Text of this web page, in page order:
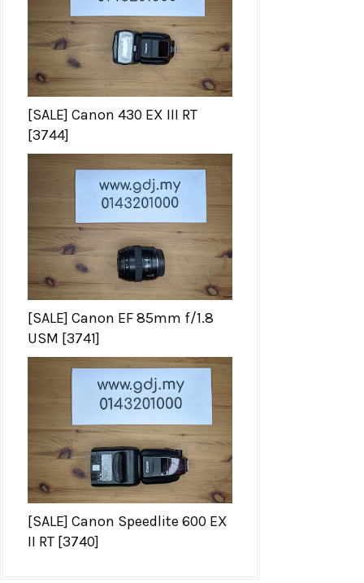
[SALE] Canon 430 EX III RT
[3744]
[SALE] Canon EF 85mm f/1.8
USM [3741]
[SALE] Canon Speedlite 600 EX
II RT [3740]